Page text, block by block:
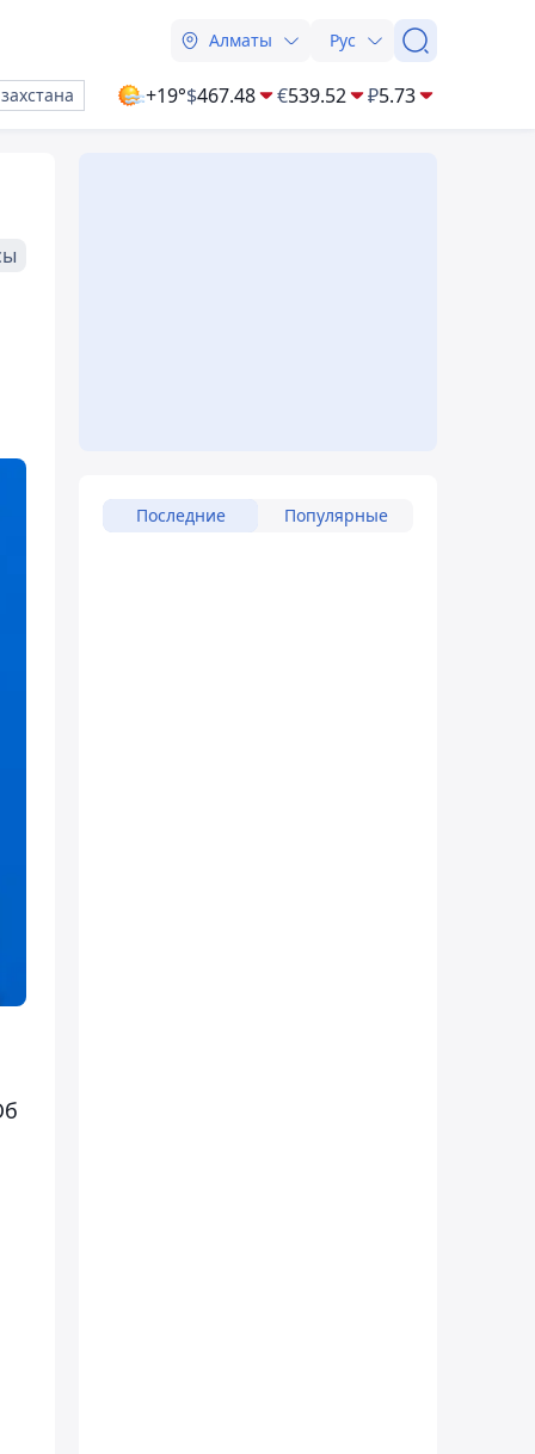
Алматы Рус
+19°$467.48 €539.52 ₽5.73
Последние Популярные